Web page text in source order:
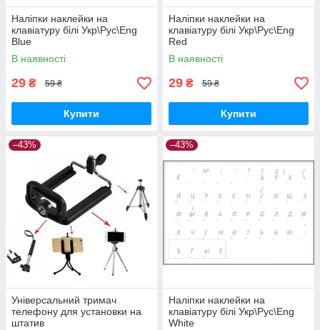
Наліпки наклейки на
клавіатуру білі Укр\Рус\Eng
Blue
В наявності
29 ₴ 59 ₴
Купити
Наліпки наклейки на
клавіатуру білі Укр\Рус\Eng
Red
В наявності
29 ₴ 59 ₴
Купити
–43%
Універсальний тримач
телефону для установки на
штатив
–43%
Наліпки наклейки на
клавіатуру білі Укр\Рус\Eng
White